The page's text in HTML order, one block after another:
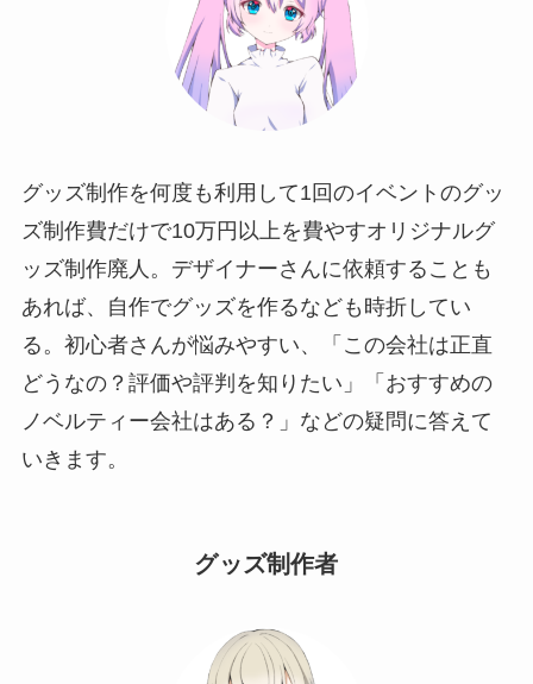
グッズ制作を何度も利用して1回のイベントのグッ
ズ制作費だけで10万円以上を費やすオリジナルグ
ッズ制作廃人。デザイナーさんに依頼することも
あれば、自作でグッズを作るなども時折してい
る。初心者さんが悩みやすい、「この会社は正直
どうなの？評価や評判を知りたい」「おすすめの
ノベルティー会社はある？」などの疑問に答えて
いきます。
グッズ制作者